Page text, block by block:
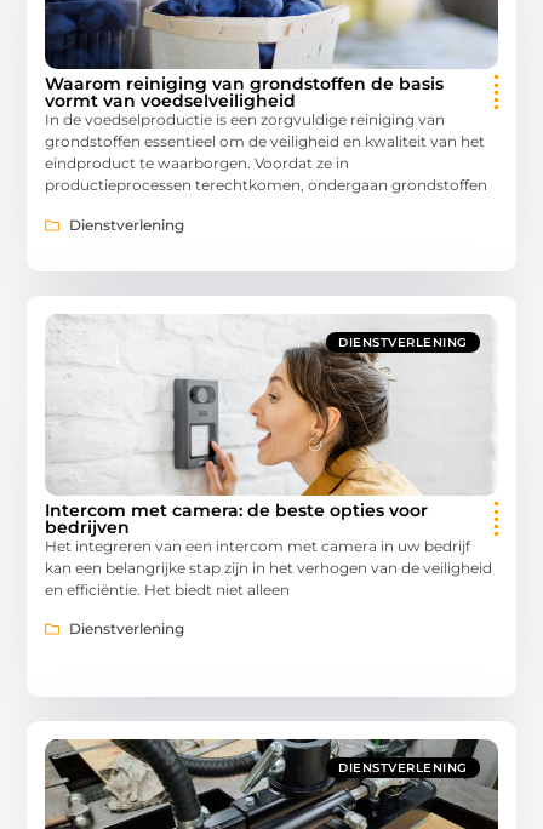
Waarom reiniging van grondstoffen de basis
vormt van voedselveiligheid
In de voedselproductie is een zorgvuldige reiniging van
grondstoffen essentieel om de veiligheid en kwaliteit van het
eindproduct te waarborgen. Voordat ze in
productieprocessen terechtkomen, ondergaan grondstoffen
Dienstverlening
DIENSTVERLENING
Intercom met camera: de beste opties voor
bedrijven
Het integreren van een intercom met camera in uw bedrijf
kan een belangrijke stap zijn in het verhogen van de veiligheid
en efficiëntie. Het biedt niet alleen
Dienstverlening
DIENSTVERLENING